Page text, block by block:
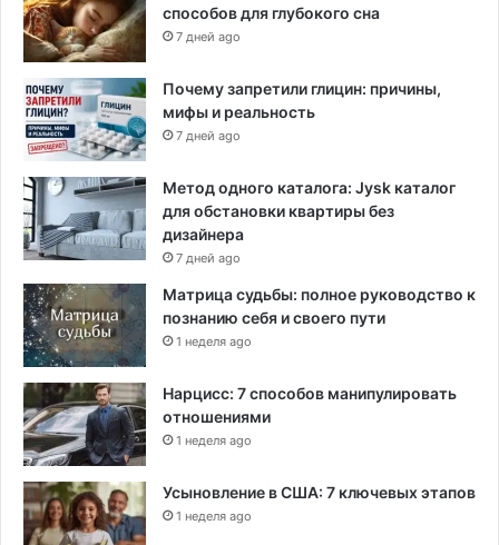
способов для глубокого сна
7 дней ago
Почему запретили глицин: причины,
мифы и реальность
7 дней ago
Метод одного каталога: Jysk каталог
для обстановки квартиры без
дизайнера
7 дней ago
Матрица судьбы: полное руководство к
познанию себя и своего пути
1 неделя ago
Нарцисс: 7 способов манипулировать
отношениями
1 неделя ago
Усыновление в США: 7 ключевых этапов
1 неделя ago